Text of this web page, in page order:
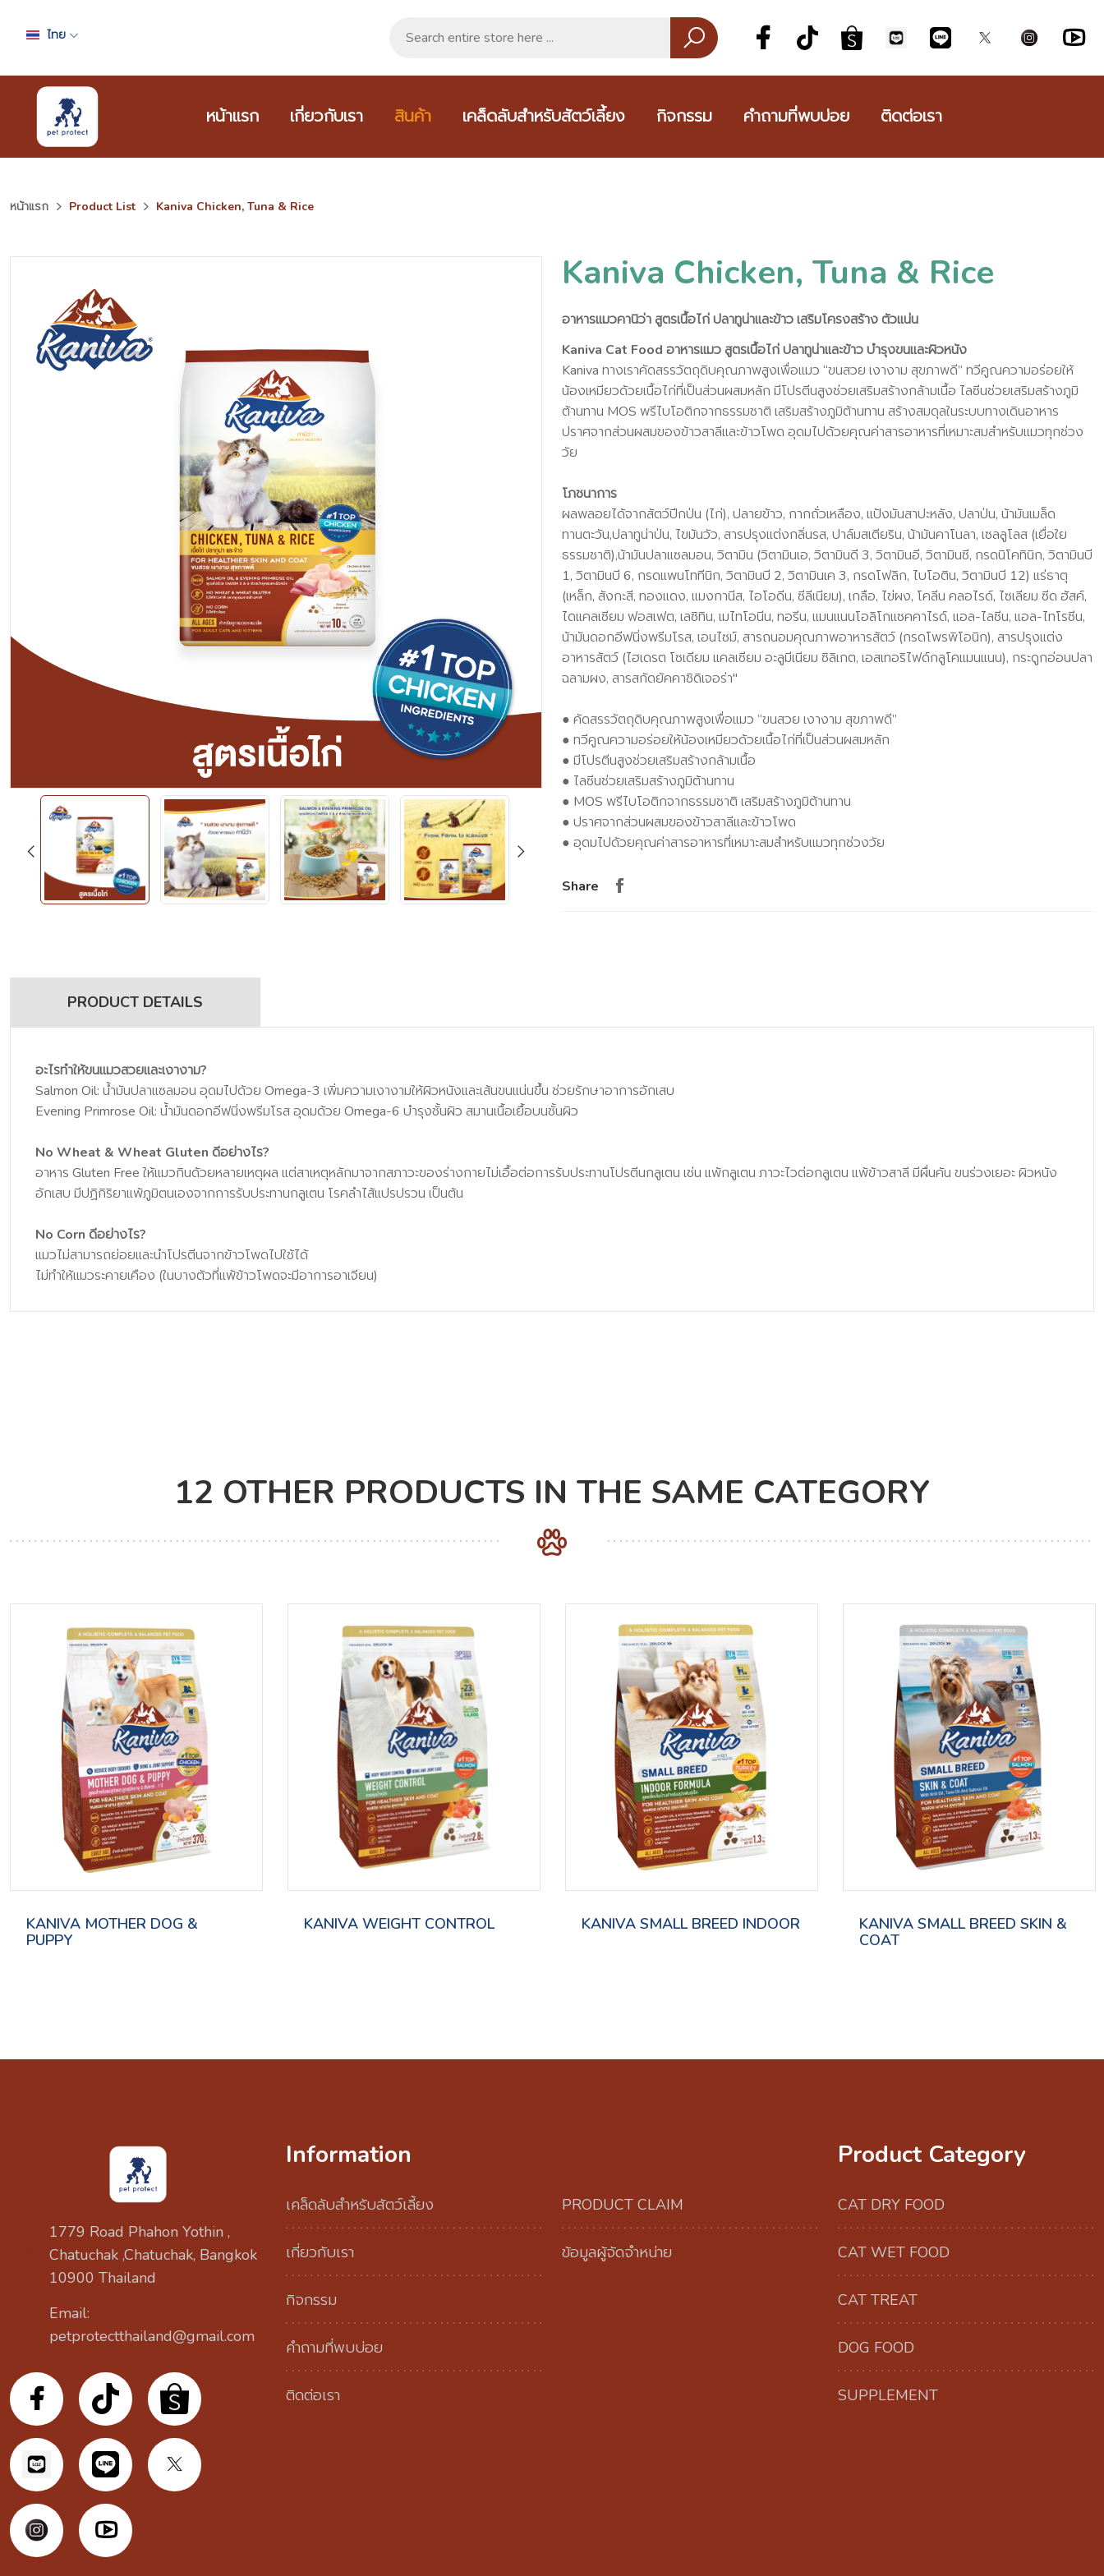
ไทย
หน้าแรก เกี่ยวกับเรา สินค้า เคล็ดลับสำหรับสัตว์เลี้ยง กิจกรรม คำถามที่พบบ่อย ติดต่อเรา
หน้าแรก Product List Kaniva Chicken, Tuna & Rice
Kaniva Chicken, Tuna & Rice
อาหารแมวคานิว่า สูตรเนื้อไก่ ปลาทูน่าและข้าว เสริมโครงสร้าง ตัวแน่น
Kaniva Cat Food อาหารแมว สูตรเนื้อไก่ ปลาทูน่าและข้าว บำรุงขนและผิวหนัง
Kaniva ทางเราคัดสรรวัตถุดิบคุณภาพสูงเพื่อแมว “ขนสวย เงางาม สุขภาพดี” ทวีคูณความอร่อยให้
น้องเหมียวด้วยเนื้อไก่ที่เป็นส่วนผสมหลัก มีโปรตีนสูงช่วยเสริมสร้างกล้ามเนื้อ ไลซีนช่วยเสริมสร้างภูมิ
ต้านทาน MOS พรีไบโอติกจากธรรมชาติ เสริมสร้างภูมิต้านทาน สร้างสมดุลในระบบทางเดินอาหาร
ปราศจากส่วนผสมของข้าวสาลีและข้าวโพด อุดมไปด้วยคุณค่าสารอาหารที่เหมาะสมสำหรับแมวทุกช่วง
วัย
โภชนาการ
ผลพลอยได้จากสัตว์ปีกป่น (ไก่), ปลายข้าว, กากถั่วเหลือง, แป้งมันสาปะหลัง, ปลาป่น, น้ามันเมล็ด
ทานตะวัน,ปลาทูน่าป่น, ไขมันวัว, สารปรุงแต่งกลิ่นรส, ปาล์มสเตียริน, น้ามันคาโนลา, เซลลูโลส (เยื่อใย
ธรรมชาติ),น้ามันปลาแซลมอน, วิตามิน (วิตามินเอ, วิตามินดี 3, วิตามินอี, วิตามินซี, กรดนิโคทินิก, วิตามินบี
1, วิตามินบี 6, กรดแพนโททีนิก, วิตามินบี 2, วิตามินเค 3, กรดโฟลิก, ไบโอติน, วิตามินบี 12) แร่ธาตุ
(เหล็ก, สังกะสี, ทองแดง, แมงกานีส, ไอโอดีน, ซีลีเนียม), เกลือ, ไข่ผง, โคลีน คลอไรด์, ไซเลียม ซีด ฮัสค์,
ไดแคลเซียม ฟอสเฟต, เลซิทิน, เมไทโอนีน, ทอรีน, แมนแนนโอลิโกแซคคาไรด์, แอล-ไลซีน, แอล-ไทโรซีน,
น้ามันดอกอีฟนิ่งพรีมโรส, เอนไซม์, สารถนอมคุณภาพอาหารสัตว์ (กรดโพรพิโอนิก), สารปรุงแต่ง
อาหารสัตว์ (ไฮเดรต โซเดียม แคลเซียม อะลูมีเนียม ซิลิเกต, เอสเทอริไฟด์กลูโคแมนแนน), กระดูกอ่อนปลา
ฉลามผง, สารสกัดยัคคาชิดิเจอร่า"
● คัดสรรวัตถุดิบคุณภาพสูงเพื่อแมว “ขนสวย เงางาม สุขภาพดี”
● ทวีคูณความอร่อยให้น้องเหมียวด้วยเนื้อไก่ที่เป็นส่วนผสมหลัก
● มีโปรตีนสูงช่วยเสริมสร้างกล้ามเนื้อ
● ไลซีนช่วยเสริมสร้างภูมิต้านทาน
● MOS พรีไบโอติกจากธรรมชาติ เสริมสร้างภูมิต้านทาน
● ปราศจากส่วนผสมของข้าวสาลีและข้าวโพด
● อุดมไปด้วยคุณค่าสารอาหารที่เหมาะสมสำหรับแมวทุกช่วงวัย
Share
PRODUCT DETAILS
อะไรทำให้ขนแมวสวยและเงางาม?
Salmon Oil: น้ำมันปลาแซลมอน อุดมไปด้วย Omega-3 เพิ่มความเงางามให้ผิวหนังและเส้นขนแน่นขึ้น ช่วยรักษาอาการอักเสบ
Evening Primrose Oil: น้ำมันดอกอีฟนิ่งพรีมโรส อุดมด้วย Omega-6 บำรุงชั้นผิว สมานเนื้อเยื้อบนชั้นผิว
No Wheat & Wheat Gluten ดีอย่างไร?
อาหาร Gluten Free ให้แมวกินด้วยหลายเหตุผล แต่สาเหตุหลักมาจากสภาวะของร่างกายไม่เอื้อต่อการรับประทานโปรตีนกลูเตน เช่น แพ้กลูเตน ภาวะไวต่อกลูเตน แพ้ข้าวสาลี มีผื่นคัน ขนร่วงเยอะ ผิวหนัง
อักเสบ มีปฏิกิริยาแพ้ภูมิตนเองจากการรับประทานกลูเตน โรคลำไส้แปรปรวน เป็นต้น
No Corn ดีอย่างไร?
แมวไม่สามารถย่อยและนำโปรตีนจากข้าวโพดไปใช้ได้
ไม่ทำให้แมวระคายเคือง (ในบางตัวที่แพ้ข้าวโพดจะมีอาการอาเจียน)
12 OTHER PRODUCTS IN THE SAME CATEGORY
KANIVA MOTHER DOG &
PUPPY
KANIVA WEIGHT CONTROL KANIVA SMALL BREED INDOOR
KANIVA SMALL BREED SKIN &
COAT
1779 Road Phahon Yothin ,
Chatuchak ,Chatuchak, Bangkok
10900 Thailand
Email:
petprotectthailand@gmail.com
Information
เคล็ดลับสำหรับสัตว์เลี้ยง
เกี่ยวกับเรา
กิจกรรม
คำถามที่พบบ่อย
ติดต่อเรา
PRODUCT CLAIM
ข้อมูลผู้จัดจำหน่าย
Product Category
CAT DRY FOOD
CAT WET FOOD
CAT TREAT
DOG FOOD
SUPPLEMENT